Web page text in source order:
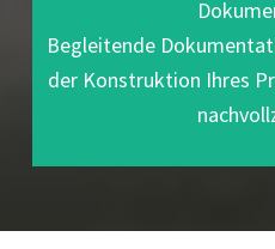
Begleitende
der Konstruktion Ihres